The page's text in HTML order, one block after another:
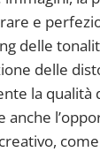
e
delle
delle
la qualità